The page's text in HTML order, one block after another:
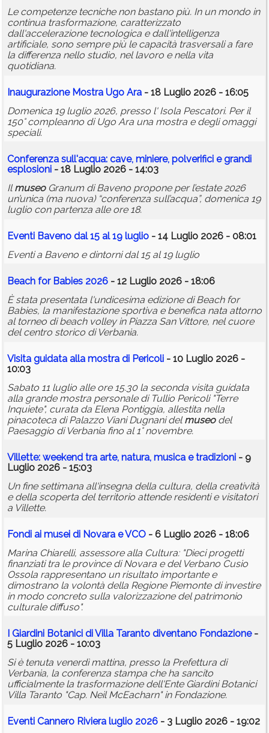
Le competenze tecniche non bastano più. In un mondo in
continua trasformazione, caratterizzato
dall'accelerazione tecnologica e dall'intelligenza
artificiale, sono sempre più le capacità trasversali a fare
la differenza nello studio, nel lavoro e nella vita
quotidiana.
Inaugurazione Mostra Ugo Ara - 18 Luglio 2026 - 16:05
Domenica 19 luglio 2026, presso l' Isola Pescatori. Per il
150° compleanno di Ugo Ara una mostra e degli omaggi
speciali.
Conferenza sull'acqua: cave, miniere, polverifici e grandi
esplosioni - 18 Luglio 2026 - 14:03
IlmuseoGranum di Baveno propone per l’estate 2026
un’unica (ma nuova) “conferenza sull’acqua”, domenica 19
luglio con partenza alle ore 18.
Eventi Baveno dal 15 al 19 luglio - 14 Luglio 2026 - 08:01
Eventi a Baveno e dintorni dal 15 al 19 luglio
Beach for Babies 2026 - 12 Luglio 2026 - 18:06
È stata presentata l'undicesima edizione di Beach for
Babies, la manifestazione sportiva e benefica nata attorno
al torneo di beach volley in Piazza San Vittore, nel cuore
del centro storico di Verbania.
Visita guidata alla mostra di Pericoli - 10 Luglio 2026 -
10:03
Sabato 11 luglio alle ore 15.30 la seconda visita guidata
alla grande mostra personale di Tullio Pericoli "Terre
Inquiete", curata da Elena Pontiggia, allestita nella
pinacoteca di Palazzo Viani Dugnani delmuseodel
Paesaggio di Verbania fino al 1° novembre.
Villette: weekend tra arte, natura, musica e tradizioni - 9
Luglio 2026 - 15:03
Un fine settimana all'insegna della cultura, della creatività
e della scoperta del territorio attende residenti e visitatori
a Villette.
Fondi ai musei di Novara e VCO - 6 Luglio 2026 - 18:06
Marina Chiarelli, assessore alla Cultura: "Dieci progetti
finanziati tra le province di Novara e del Verbano Cusio
Ossola rappresentano un risultato importante e
dimostrano la volontà della Regione Piemonte di investire
in modo concreto sulla valorizzazione del patrimonio
culturale diffuso".
I Giardini Botanici di Villa Taranto diventano Fondazione-
5 Luglio 2026 - 10:03
Si è tenuta venerdì mattina, presso la Prefettura di
Verbania, la conferenza stampa che ha sancito
ufficialmente la trasformazione dell'Ente Giardini Botanici
Villa Taranto "Cap. Neil McEacharn" in Fondazione.
Eventi Cannero Riviera luglio 2026 - 3 Luglio 2026 - 19:02